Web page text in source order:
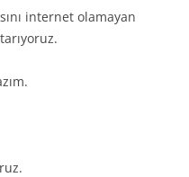
internet olamayan